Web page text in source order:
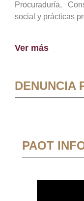
Procuraduría,
social y prácticas
Ver más
DENUNCIA
PAOT